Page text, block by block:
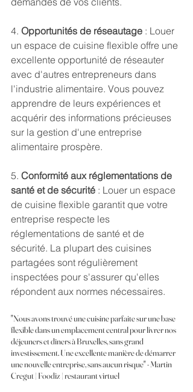
4. Opportunités de réseautage : Louer
un espace de cuisine flexible offre une
excellente opportunité de réseauter
avec d'autres entrepreneurs dans
l'industrie alimentaire. Vous pouvez
apprendre de leurs expériences et
acquérir des informations précieuses
sur la gestion d'une entreprise
alimentaire prospère.
5. Conformité aux réglementations de
santé et de sécurité : Louer un espace
de cuisine flexible garantit que votre
entreprise respecte les
réglementations de santé et de
sécurité. La plupart des cuisines
partagées sont régulièrement
inspectées pour s'assurer qu'elles
répondent aux normes nécessaires.
"Nous avons trouvé une cuisine parfaite sur une base
flexible dans un emplacement central pour livrer nos
déjeuners et dîners à Bruxelles, sans grand
investissement. Une excellente manière de démarrer
une nouvelle entreprise, sans aucun risque" - Martin
Cregut | Foodiz | restaurant virtuel